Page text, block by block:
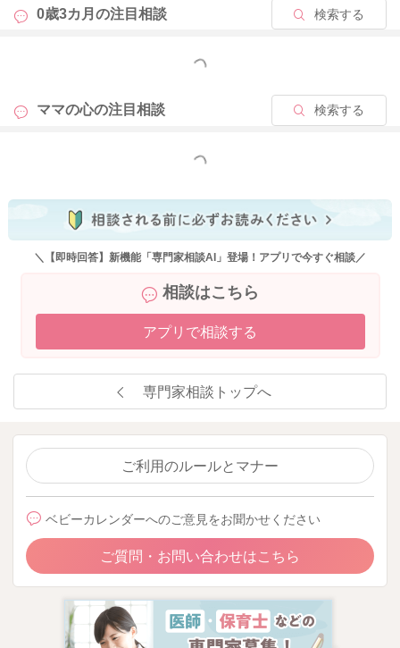
しまうということなのですが、赤ちゃんは決しておかあさんを
ため、眠れるようにするために泣いているのだと思います。
今はakakakさんが安心して、心地よく過ごせるように優先して
kakさんご家族ならではの育児を進めていかれるといいと思いま
その中で少しずつお子さんとの関わりを持つことができていく
そうしていく事実をそのまま受け止めて、力に変えていってい
ただけたらと思いました。
どうぞよろしくお願いします。
2025/11/2 22:44
0歳3カ月の注目相談 検索する
もっと見る
ママの心の注目相談 検索する
もっと見る
＼【即時回答】新機能「専門家相談AI」登場！アプリで今すぐ相談／
相談はこちら
アプリで相談する
専門家相談トップへ
ご利用のルールとマナー
ベビーカレンダーへのご意見をお聞かせください
ご質問・お問い合わせはこちら